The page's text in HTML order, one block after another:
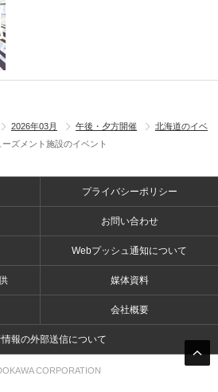
2026年03月 午後・夕方開催
北海道のイベ
ーズメント施設のイベント
プライバシーポリシー
お問い合わせ
Webプッシュ通知について
媒体資料
会社概要
報の外部送信について
CORPORATION